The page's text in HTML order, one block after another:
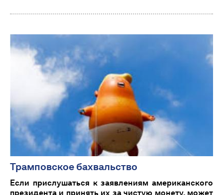
Трамповское бахвальство
Если прислушаться к заявлениям американского
президента и принять их за чистую монету, может